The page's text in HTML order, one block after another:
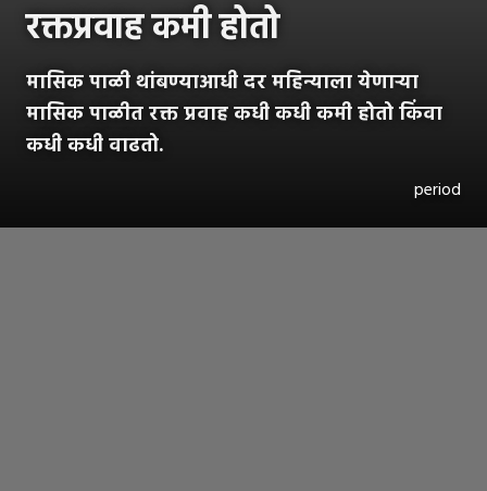
रक्तप्रवाह कमी होतो
मासिक पाळी थांबण्याआधी दर महिन्याला येणाऱ्या
मासिक पाळीत रक्त प्रवाह कधी कधी कमी होतो किंवा
कधी कधी वाढतो.
period